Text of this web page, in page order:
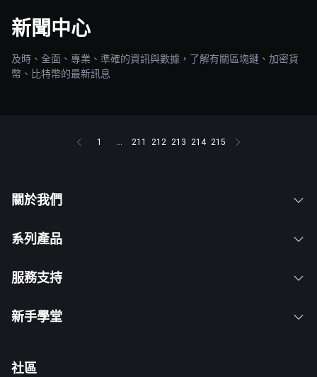
新聞中心
及時、全面、專業、準確的資訊與數據，了解有關區塊鏈、加密貨
幣、比特幣的最新訊息
1 ... 211 212 213 214 215
關於我們
系列產品
服務支持
新手學堂
社區